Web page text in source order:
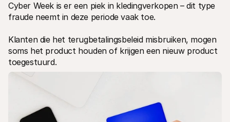
Cyber Week is er een piek in kledingverkopen – dit type
fraude neemt in deze periode vaak toe.
Klanten die het terugbetalingsbeleid misbruiken, mogen
soms het product houden of krijgen een nieuw product
toegestuurd.